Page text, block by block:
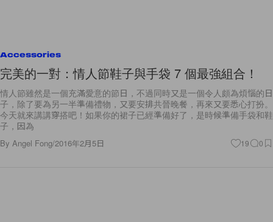
Accessories
完美的一對：情人節鞋子與手袋 7 個最強組合！
情人節雖然是一個充滿愛意的節日，不過同時又是一個令人頗為煩惱的日
子，除了要為另一半準備禮物，又要安排共晉晚餐，再來又要悉心打扮。
今天就來講講穿搭吧！如果你的裙子已經準備好了，是時候準備手袋和鞋
子，因為
By Angel Fong/2016年2月5日 19 0